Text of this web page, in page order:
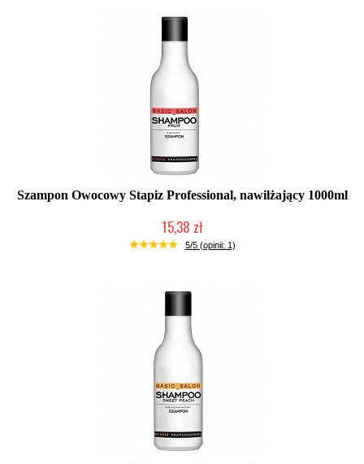
Szampon Owocowy Stapiz Professional, nawilżający 1000ml
15,38 zł
Duża ilość (wysyłka w 24h)
5/5 (opinii: 1)